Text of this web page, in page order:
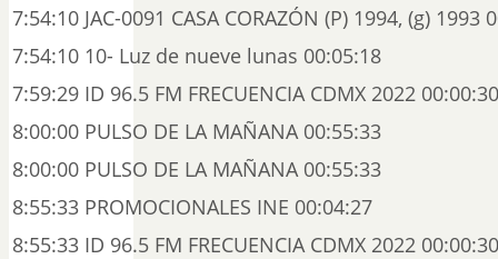
7:54:10 JAC-0091 CASA CORAZÓN (P) 1994, (g) 1993
7:54:10 10- Luz de nueve lunas 00:05:18
7:59:29 ID 96.5 FM FRECUENCIA CDMX 2022 00:00:30
8:00:00 PULSO DE LA MAÑANA 00:55:33
8:00:00 PULSO DE LA MAÑANA 00:55:33
8:55:33 PROMOCIONALES INE 00:04:27
8:55:33 ID 96.5 FM FRECUENCIA CDMX 2022 00:00:30